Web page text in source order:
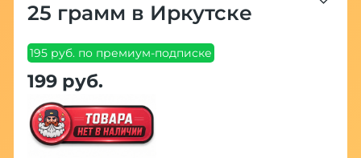
25 грамм в Иркутске
195 руб. по премиум-подписке
199 руб.